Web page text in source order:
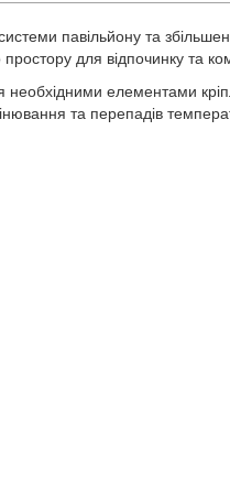
павільйону та
простору для відпочинку та
елементами
та перепадів